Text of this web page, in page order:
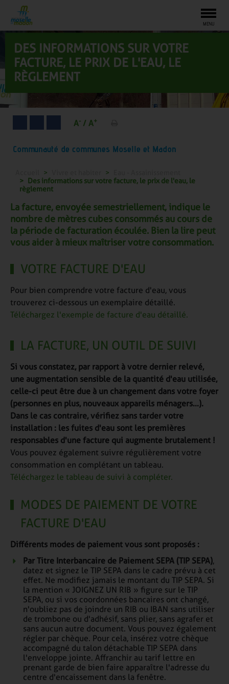
DES INFORMATIONS SUR VOTRE
FACTURE, LE PRIX DE L'EAU, LE
RÈGLEMENT
MENU
Communauté de communes Moselle et Madon
A- / A+
Des informations sur votre facture, le prix de l'eau, le
règlement
La facture, envoyée semestriellement, indique le
nombre de mètres cubes consommés au cours de
la période de facturation écoulée. Bien la lire peut
vous aider à mieux maîtriser votre consommation.
VOTRE FACTURE D'EAU
Pour bien comprendre votre facture d'eau, vous
trouverez ci-dessous un exemplaire détaillé.
Téléchargez l'exemple de facture d'eau détaillé.
LA FACTURE, UN OUTIL DE SUIVI
Si vous constatez, par rapport à votre dernier relevé,
une augmentation sensible de la quantité d'eau utilisée,
celle-ci peut être due à un changement dans votre foyer
(personnes en plus, nouveaux appareils ménagers...).
Dans le cas contraire, vérifiez sans tarder votre
installation : les fuites d'eau sont les premières
responsables d'une facture qui augmente brutalement !
Vous pouvez également suivre régulièrement votre
consommation en complétant un tableau.
Téléchargez le tableau de suivi à compléter.
MODES DE PAIEMENT DE VOTRE
FACTURE D'EAU
Différents modes de paiement vous sont proposés :
Par Titre Interbancaire de Paiement SEPA (TIP SEPA),
datez et signez le TIP SEPA dans le cadre prévu à cet
effet. Ne modifiez jamais le montant du TIP SEPA. Si
la mention « JOIGNEZ UN RIB » figure sur le TIP
SEPA, ou si vos coordonnées bancaires ont changé,
n'oubliez pas de joindre un RIB ou IBAN sans utiliser
de trombone ou d'adhésif, sans plier, sans agrafer et
sans aucun autre document. Vous pouvez également
régler par chèque. Pour cela, insérez votre chèque
accompagné du talon détachable TIP SEPA dans
l'enveloppe jointe. Affranchir au tarif lettre en
prenant garde de bien faire apparaître l'adresse du
centre d'encaissement dans la fenêtre.